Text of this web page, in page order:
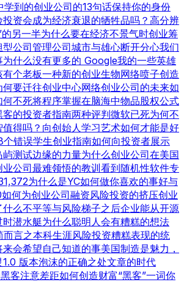
到的创业公司的13句话保持你的身份
投资会成为经济衰退的牺牲品吗？ 高分辨
的另一半为什么要在经济不景气时创业筹
型公司管理公司城市与雄心断开分心我们
为什么没有更多的 Google我的一些英雄
个老板一种新的创业生物网络喷子创造
何要迁往创业中心网络创业公司的未来如
何不死将程序掌握在脑海中物品股权公式
客的投资者指南两种评判微软已死为何不
值得吗？ 向创始人学习艺术如何才能是好
个错误学生创业指南如何向投资者展示
屿测试边缘的力量为什么创业公司在美国
业公司最难领悟的教训 看到随机性软件专
为什么是YC如何做你喜欢的事好与
如何为创业公司融资风险投资的挤压创业
什么不平等与风险梯子之后企业能从开源
时潜水艇为什么聪明人会有糟糕的想法
而言之本科生涯风险投资糟糕表现的统
来会希望自己知道的事美国制造是魅力，
1.0 版本泡沫的正确之处文章的时代
客注意差距如何创造财富“黑客”一词你